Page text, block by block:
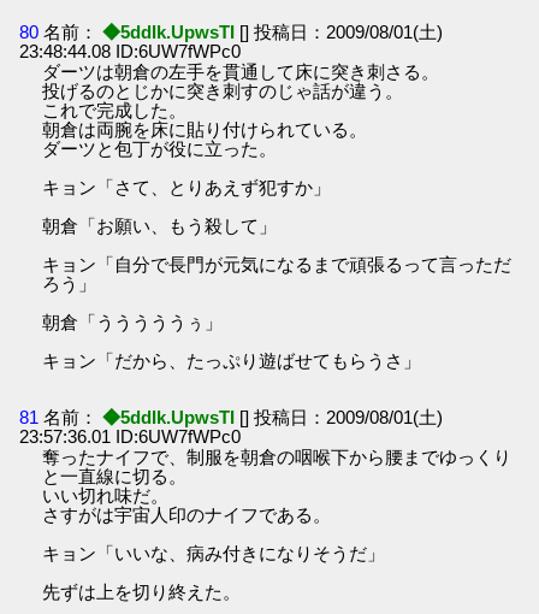
80 名前： ◆5ddIk.UpwsTI [] 投稿日：2009/08/01(土)
23:48:44.08 ID:6UW7fWPc0
ダーツは朝倉の左手を貫通して床に突き刺さる。
投げるのとじかに突き刺すのじゃ話が違う。
これで完成した。
朝倉は両腕を床に貼り付けられている。
ダーツと包丁が役に立った。
キョン「さて、とりあえず犯すか」
朝倉「お願い、もう殺して」
キョン「自分で長門が元気になるまで頑張るって言っただ
ろう」
朝倉「うううううぅ」
キョン「だから、たっぷり遊ばせてもらうさ」
81 名前： ◆5ddIk.UpwsTI [] 投稿日：2009/08/01(土)
23:57:36.01 ID:6UW7fWPc0
奪ったナイフで、制服を朝倉の咽喉下から腰までゆっくり
と一直線に切る。
いい切れ味だ。
さすがは宇宙人印のナイフである。
キョン「いいな、病み付きになりそうだ」
先ずは上を切り終えた。